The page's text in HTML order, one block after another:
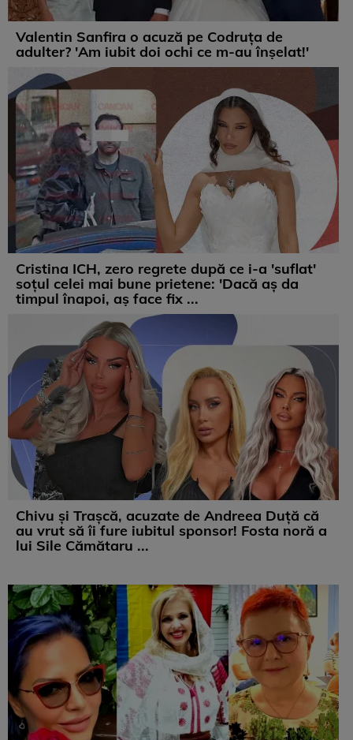
Valentin Sanfira o acuză pe Codruța de
adulter? 'Am iubit doi ochi ce m-au înșelat!'
Cristina ICH, zero regrete după ce i-a 'suflat'
soțul celei mai bune prietene: 'Dacă aș da
timpul înapoi, aș face fix ...
Chivu și Trașcă, acuzate de Andreea Duță că
au vrut să îi fure iubitul sponsor! Fosta noră a
lui Sile Cămătaru ...